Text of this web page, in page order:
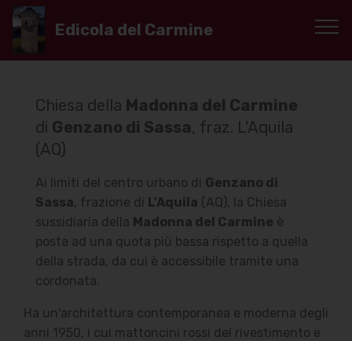
Edicola del Carmine
Chiesa della Madonna del Carmine
di Genzano di Sassa, fraz. L'Aquila
(AQ)
Ai limiti del centro urbano di Genzano di
Sassa, frazione di L'Aquila (AQ), la Chiesa
sussidiaria della Madonna del Carmine è
posta ad una quota più bassa rispetto a quella
della strada, da cui è accessibile tramite una
cordonata.
Ha un'architettura contemporanea e moderna degli
anni 1950, i cui mattoncini rossi del rivestimento e